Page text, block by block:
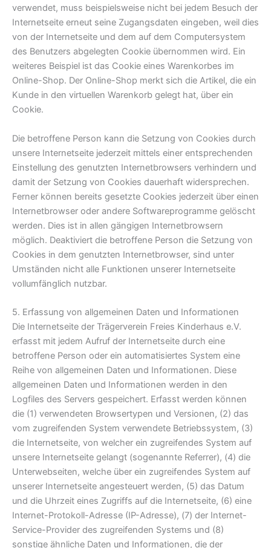
verwendet, muss beispielsweise nicht bei jedem Besuch der
Internetseite erneut seine Zugangsdaten eingeben, weil dies
von der Internetseite und dem auf dem Computersystem
des Benutzers abgelegten Cookie übernommen wird. Ein
weiteres Beispiel ist das Cookie eines Warenkorbes im
Online-Shop. Der Online-Shop merkt sich die Artikel, die ein
Kunde in den virtuellen Warenkorb gelegt hat, über ein
Cookie.
Die betroffene Person kann die Setzung von Cookies durch
unsere Internetseite jederzeit mittels einer entsprechenden
Einstellung des genutzten Internetbrowsers verhindern und
damit der Setzung von Cookies dauerhaft widersprechen.
Ferner können bereits gesetzte Cookies jederzeit über einen
Internetbrowser oder andere Softwareprogramme gelöscht
werden. Dies ist in allen gängigen Internetbrowsern
möglich. Deaktiviert die betroffene Person die Setzung von
Cookies in dem genutzten Internetbrowser, sind unter
Umständen nicht alle Funktionen unserer Internetseite
vollumfänglich nutzbar.
5. Erfassung von allgemeinen Daten und Informationen
Die Internetseite der Trägerverein Freies Kinderhaus e.V.
erfasst mit jedem Aufruf der Internetseite durch eine
betroffene Person oder ein automatisiertes System eine
Reihe von allgemeinen Daten und Informationen. Diese
allgemeinen Daten und Informationen werden in den
Logfiles des Servers gespeichert. Erfasst werden können
die (1) verwendeten Browsertypen und Versionen, (2) das
vom zugreifenden System verwendete Betriebssystem, (3)
die Internetseite, von welcher ein zugreifendes System auf
unsere Internetseite gelangt (sogenannte Referrer), (4) die
Unterwebseiten, welche über ein zugreifendes System auf
unserer Internetseite angesteuert werden, (5) das Datum
und die Uhrzeit eines Zugriffs auf die Internetseite, (6) eine
Internet-Protokoll-Adresse (IP-Adresse), (7) der Internet-
Service-Provider des zugreifenden Systems und (8)
sonstige ähnliche Daten und Informationen, die der